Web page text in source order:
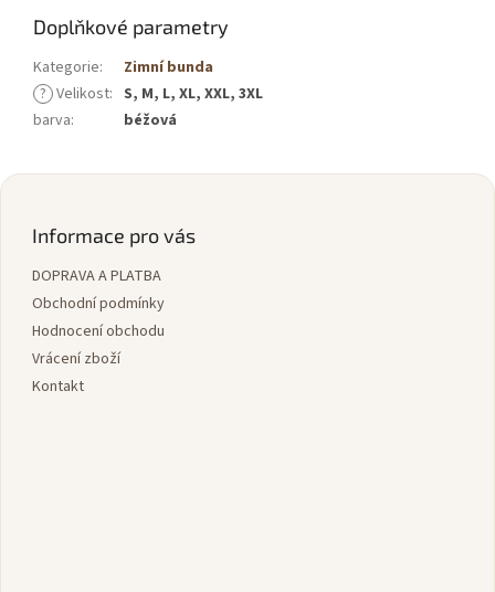
Doplňkové parametry
Kategorie:
Zimní bunda
? Velikost: S, M, L, XL, XXL, 3XL
barva: béžová
Z
Informace pro vás
DOPRAVA A PLATBA
Obchodní podmínky
Hodnocení obchodu
Vrácení zboží
Kontakt